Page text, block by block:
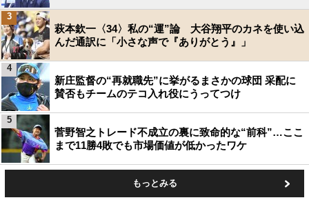
萩本欽一〈34〉私の“運”論 大谷翔平のカネを使い込
んだ通訳に「小さな声で『ありがとう』」
3
新庄監督の“再就職先”に挙がるまさかの球団 采配に
賛否もチームのテコ入れ役にうってつけ
4
菅野智之トレード不成立の裏に致命的な“前科”…ここ
まで11勝4敗でも市場価値が低かったワケ
5
もっとみる